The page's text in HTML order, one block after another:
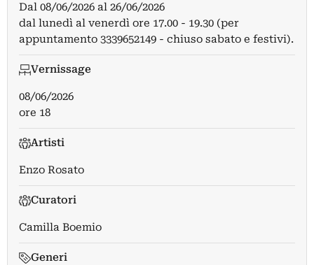
Dal 08/06/2026 al 26/06/2026
dal lunedì al venerdì ore 17.00 - 19.30 (per
appuntamento 3339652149 - chiuso sabato e festivi).
Vernissage
08/06/2026
ore 18
Artisti
Enzo Rosato
Curatori
Camilla Boemio
Generi